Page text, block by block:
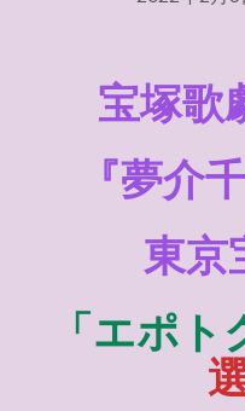
宝塚歌
『夢介
東京
「エポト